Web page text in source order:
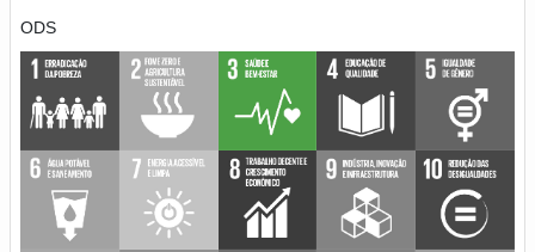
ODS